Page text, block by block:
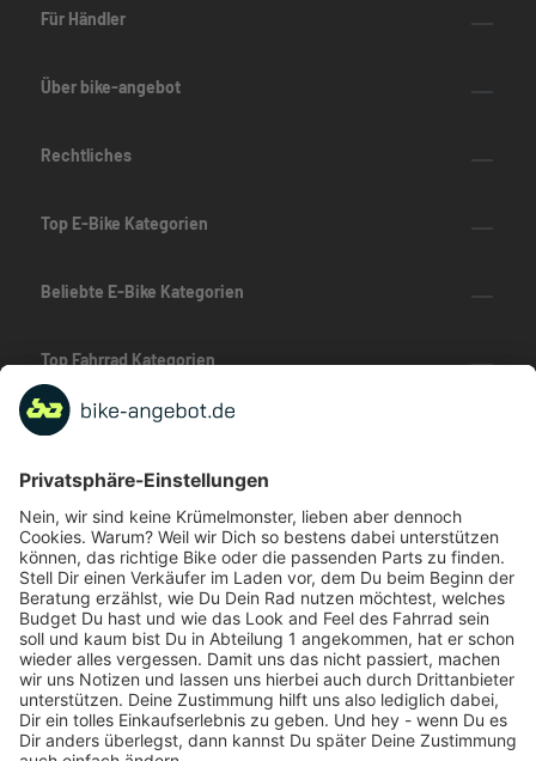
Für Händler
Über bike-angebot
Rechtliches
Top E-Bike Kategorien
Beliebte E-Bike Kategorien
Top Fahrrad Kategorien
Beliebte Fahrrad-Kategorien
Marken-Highlights
TOP-Marken
ZAHLUNGSARTEN / RATENKAUF